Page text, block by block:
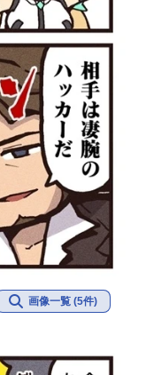
画像一覧 (5件)